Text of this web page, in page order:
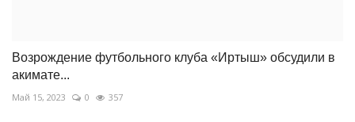
Возрождение футбольного клуба «Иртыш» обсудили в
акимате...
Май 15, 2023 0 357